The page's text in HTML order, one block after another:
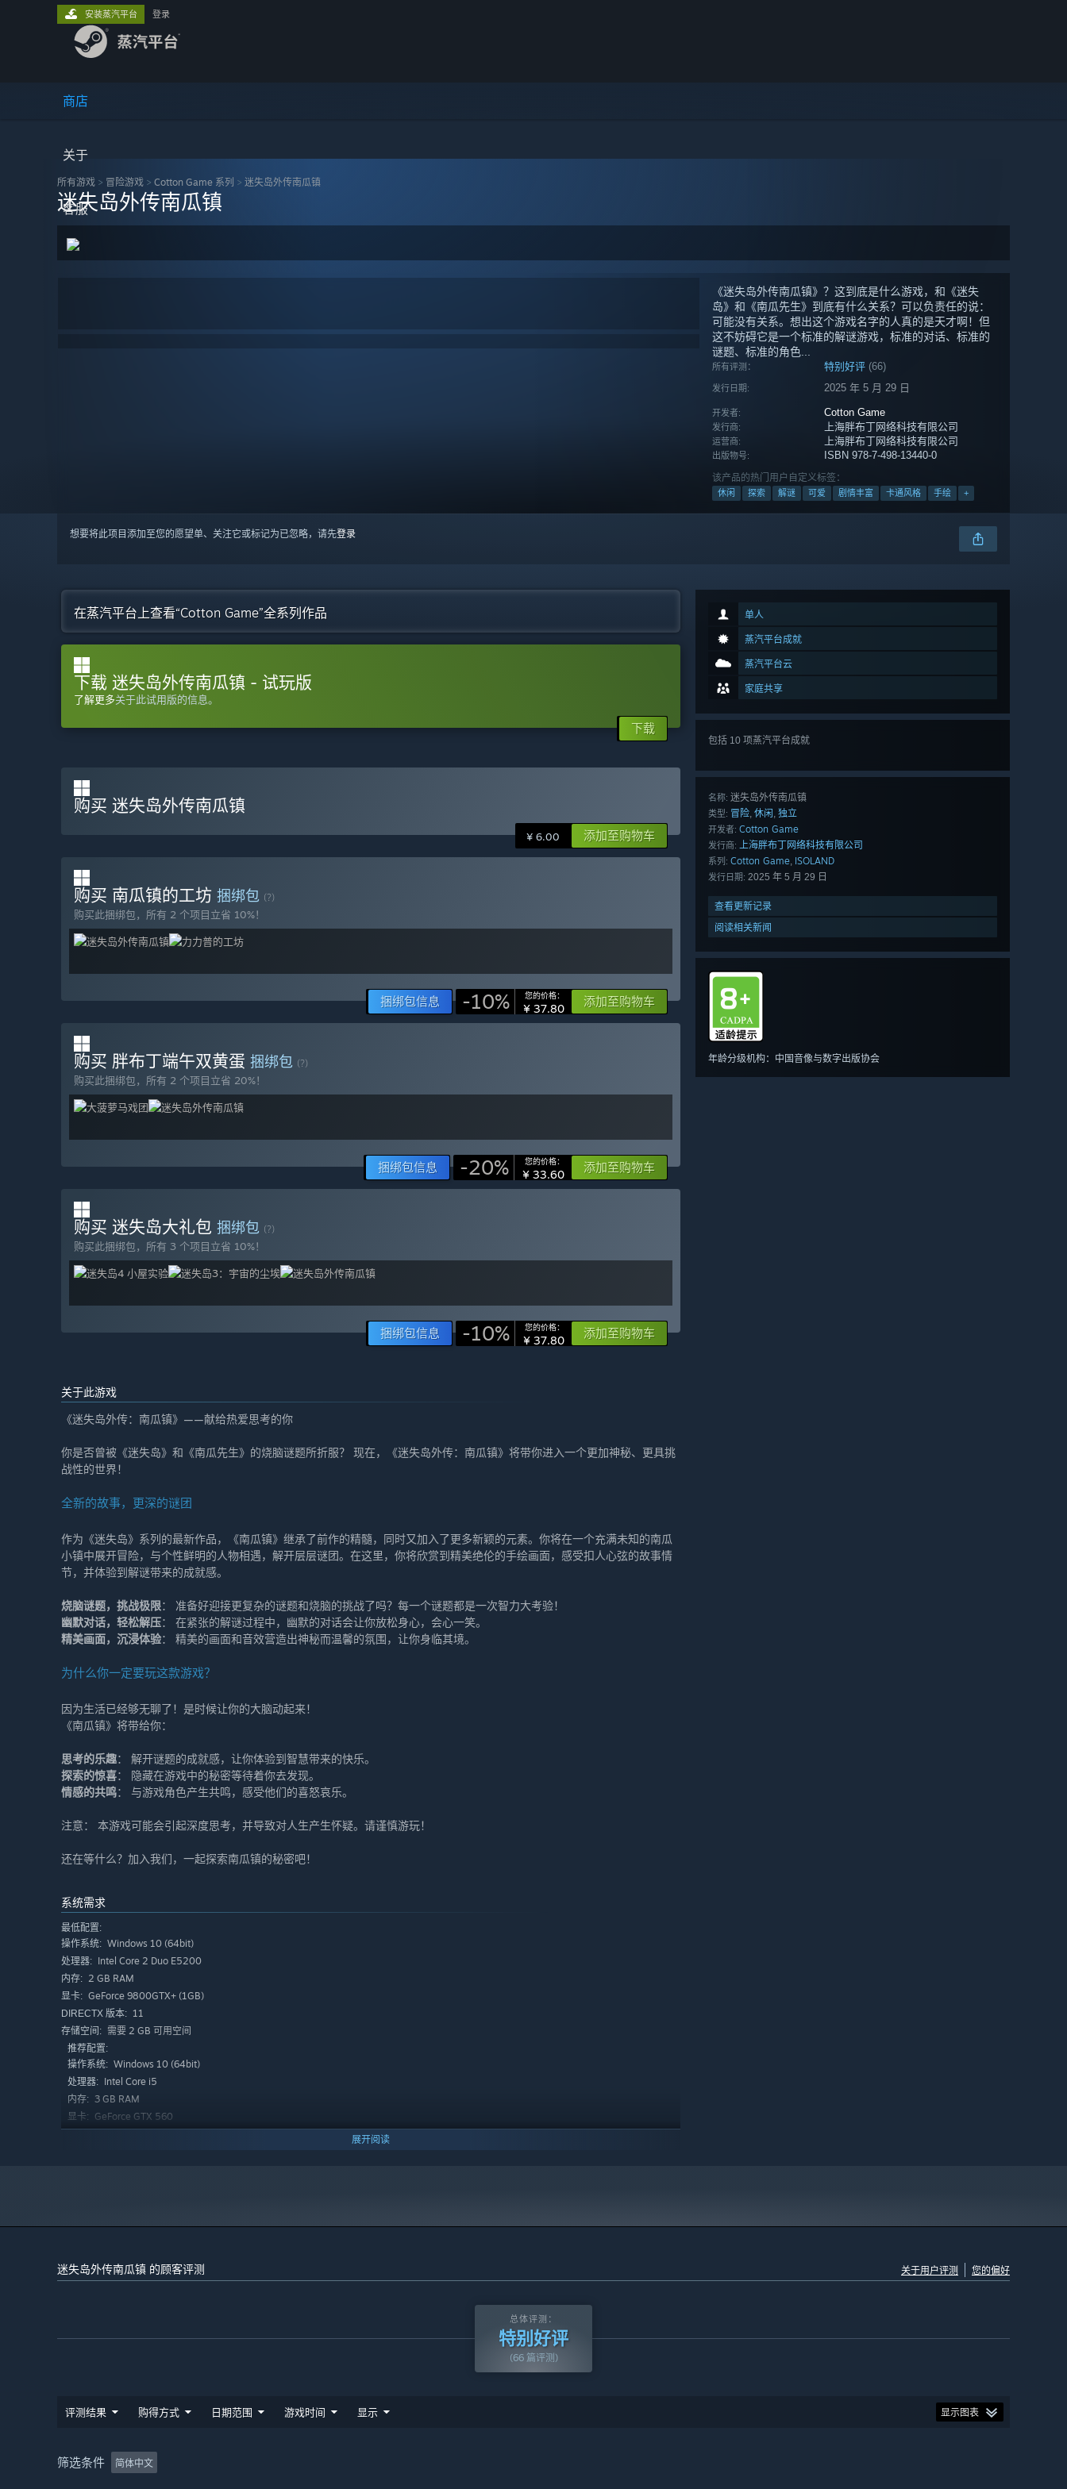
商店
关于
客服
安装蒸汽平台 登录
所有游戏 > 冒险‎游戏 > Cotton Game 系列 > 迷失岛外传南瓜镇
迷失岛外传南瓜镇
《迷失岛外传南瓜镇》？这到底是什么游戏，和《迷失
岛》和《南瓜先生》到底有什么关系？可以负责任的说：
可能没有关系。想出这个游戏名字的人真的是天才啊！但
这不妨碍它是一个标准的解谜游戏，标准的对话、标准的
谜题、标准的角色...
所有评测： 特别好评 (66)
发行日期: 2025 年 5 月 29 日
开发者: Cotton Game
发行商: 上海胖布丁网络科技有限公司
运营商: 上海胖布丁网络科技有限公司
出版物号: ISBN 978-7-498-13440-0
该产品的热门用户自定义标签：
休闲 探索 解谜 可爱 剧情丰富 卡通风格 手绘 +
想要将此项目添加至您的愿望单、关注它或标记为已忽略，请先登录
单人
蒸汽平台成就
蒸汽平台云
家庭共享
包括 10 项蒸汽平台成就
名称: 迷失岛外传南瓜镇
类型: 冒险, 休闲, 独立
开发者: Cotton Game
发行商: 上海胖布丁网络科技有限公司
系列: Cotton Game, ISOLAND
发行日期: 2025 年 5 月 29 日
查看更新记录
阅读相关新闻
年龄分级机构：中国音像与数字出版协会
在蒸汽平台上查看“Cotton Game”全系列作品
下载 迷失岛外传南瓜镇 - 试玩版
了解更多关于此试用版的信息。
下载
购买 迷失岛外传南瓜镇
¥ 6.00 添加至购物车
购买 南瓜镇的工坊 捆绑包 (?)
购买此捆绑包，所有 2 个项目立省 10%！
捆绑包信息 -10% 您的价格：
¥ 37.80 添加至购物车
购买 胖布丁端午双黄蛋 捆绑包 (?)
购买此捆绑包，所有 2 个项目立省 20%！
捆绑包信息 -20% 您的价格：
¥ 33.60 添加至购物车
购买 迷失岛大礼包 捆绑包 (?)
购买此捆绑包，所有 3 个项目立省 10%！
捆绑包信息 -10% 您的价格：
¥ 37.80 添加至购物车
关于此游戏
《迷失岛外传：南瓜镇》——献给热爱思考的你
你是否曾被《迷失岛》和《南瓜先生》的烧脑谜题所折服？ 现在，《迷失岛外传：南瓜镇》将带你进入一个更加神秘、更具挑
战性的世界！
全新的故事，更深的谜团
作为《迷失岛》系列的最新作品，《南瓜镇》继承了前作的精髓，同时又加入了更多新颖的元素。你将在一个充满未知的南瓜
小镇中展开冒险，与个性鲜明的人物相遇，解开层层谜团。在这里，你将欣赏到精美绝伦的手绘画面，感受扣人心弦的故事情
节，并体验到解谜带来的成就感。
烧脑谜题，挑战极限： 准备好迎接更复杂的谜题和烧脑的挑战了吗？每一个谜题都是一次智力大考验！
幽默对话，轻松解压： 在紧张的解谜过程中，幽默的对话会让你放松身心，会心一笑。
精美画面，沉浸体验： 精美的画面和音效营造出神秘而温馨的氛围，让你身临其境。
为什么你一定要玩这款游戏？
因为生活已经够无聊了！是时候让你的大脑动起来！
《南瓜镇》将带给你：
思考的乐趣： 解开谜题的成就感，让你体验到智慧带来的快乐。
探索的惊喜： 隐藏在游戏中的秘密等待着你去发现。
情感的共鸣： 与游戏角色产生共鸣，感受他们的喜怒哀乐。
注意： 本游戏可能会引起深度思考，并导致对人生产生怀疑。请谨慎游玩！
还在等什么？加入我们，一起探索南瓜镇的秘密吧！
系统需求
最低配置:
操作系统: Windows 10 (64bit)
处理器: Intel Core 2 Duo E5200
内存: 2 GB RAM
显卡: GeForce 9800GTX+ (1GB)
DIRECTX 版本: 11
存储空间: 需要 2 GB 可用空间
推荐配置:
操作系统: Windows 10 (64bit)
处理器: Intel Core i5
内存: 3 GB RAM
显卡: GeForce GTX 560
展开阅读
迷失岛外传南瓜镇 的顾客评测 关于用户评测 您的偏好
总体评测：
特别好评
(66 篇评测)
评测结果 购得方式 日期范围 游戏时间 显示 显示图表
筛选条件 简体中文